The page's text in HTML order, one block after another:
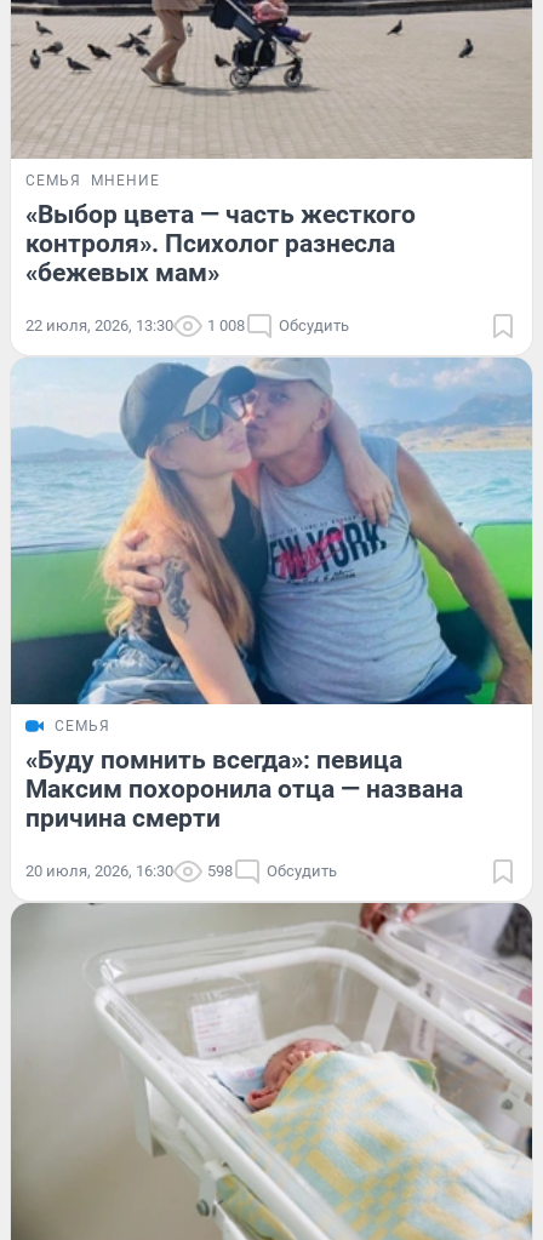
СЕМЬЯ МНЕНИЕ
«Выбор цвета — часть жесткого
контроля». Психолог разнесла
«бежевых мам»
22 июля, 2026, 13:30 1 008 Обсудить
СЕМЬЯ
«Буду помнить всегда»: певица
Максим похоронила отца — названа
причина смерти
20 июля, 2026, 16:30 598 Обсудить